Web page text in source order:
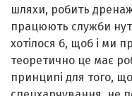
шляхи, робить
працюють служби
хотілося б, щоб і ми
теоретично це має
принципі для того,